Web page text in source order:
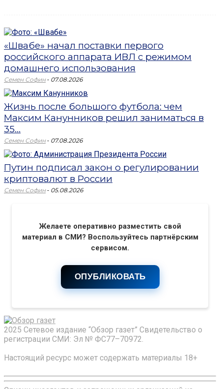
«Швабе» начал поставки первого
российского аппарата ИВЛ с режимом
домашнего использования
Семен Софин - 07.08.2026
Жизнь после большого футбола: чем
Максим Канунников решил заниматься в
35...
Семен Софин - 07.08.2026
Путин подписал закон о регулировании
криптовалют в России
Семен Софин - 05.08.2026
Желаете оперативно разместить свой
материал в СМИ? Воспользуйтесь партнёрским
сервисом.
ОПУБЛИКОВАТЬ
2025 Сетевое издание “Обзор газет” Свидетельство о
регистрации СМИ: Эл № ФС77–70972.
Настоящий ресурс может содержать материалы 18+